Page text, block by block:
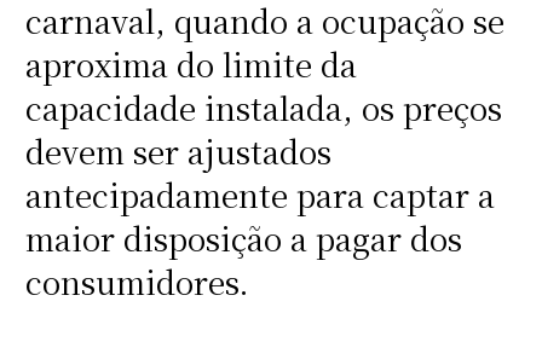
carnaval, quando a ocupação se
aproxima do limite da
capacidade instalada, os preços
devem ser ajustados
antecipadamente para captar a
maior disposição a pagar dos
consumidores.